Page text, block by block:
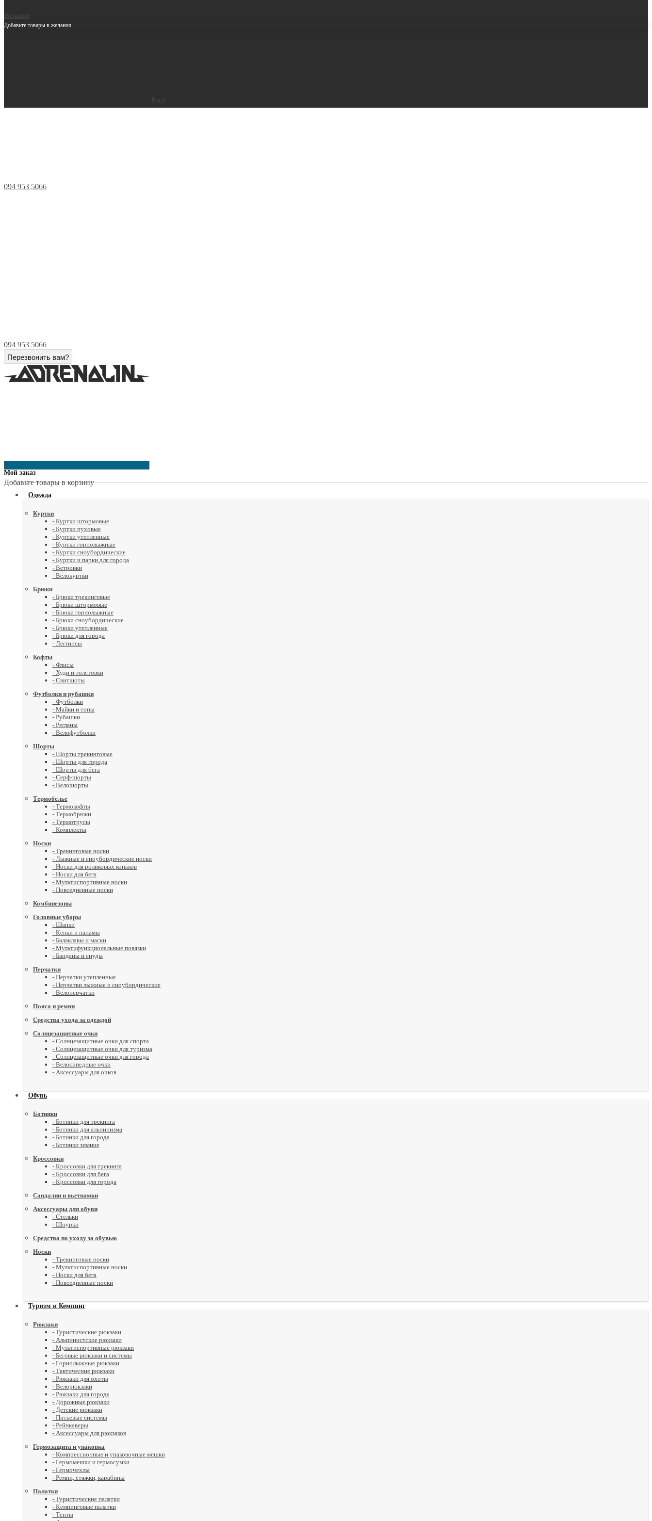
Желания
Добавьте товары в желания
Вход
094 953 5066
094 953 5066
Перезвонить вам?
0
Мой заказ
Добавьте товары в корзину
Одежда
Куртки
- Куртки штормовые
- Куртки пуховые
- Куртки утепленные
- Куртки горнолыжные
- Куртки сноубордические
- Куртки и парки для города
- Ветровки
- Велокуртки
Брюки
- Брюки трекинговые
- Брюки штормовые
- Брюки горнолыжные
- Брюки сноубордические
- Брюки утепленные
- Брюки для города
- Леггинсы
Кофты
- Флисы
- Худи и толстовки
- Свитшоты
Футболки и рубашки
- Футболки
- Майки и топы
- Рубашки
- Регланы
- Велофутболки
Шорты
- Шорты трекинговые
- Шорты для города
- Шорты для бега
- Серф-шорты
- Велошорты
Термобелье
- Термокофты
- Термобрюки
- Термотрусы
- Комплекты
Носки
- Трекинговые носки
- Лыжные и сноубордические носки
- Носки для роликовых коньков
- Носки для бега
- Мультиспортивные носки
- Повседневные носки
Комбинезоны
Головные уборы
- Шапки
- Кепки и панамы
- Балаклавы и маски
- Мультифункциональные повязки
- Банданы и снуды
Перчатки
- Перчатки утепленные
- Перчатки лыжные и сноубордические
- Велоперчатки
Пояса и ремни
Средства ухода за одеждой
Солнцезащитные очки
- Солнцезащитные очки для спорта
- Солнцезащитные очки для туризма
- Солнцезащитные очки для города
- Велосипедные очки
- Аксессуары для очков
Обувь
Ботинки
- Ботинки для трекинга
- Ботинки для альпинизма
- Ботинки для города
- Ботинки зимние
Кроссовки
- Кроссовки для трекинга
- Кроссовки для бега
- Кроссовки для города
Сандалии и вьетнамки
Аксессуары для обуви
- Стельки
- Шнурки
Средства по уходу за обувью
Носки
- Трекинговые носки
- Мультиспортивные носки
- Носки для бега
- Повседневные носки
Туризм и Кемпинг
Рюкзаки
- Туристические рюкзаки
- Альпинистские рюкзаки
- Мультиспортивные рюкзаки
- Беговые рюкзаки и системы
- Горнолыжные рюкзаки
- Тактические рюкзаки
- Рюкзаки для охоты
- Велорюкзаки
- Рюкзаки для города
- Дорожные рюкзаки
- Детские рюкзаки
- Питьевые системы
- Рейнкаверы
- Аксессуары для рюкзаков
Гермозащита и упаковка
- Компрессионные и упаковочные мешки
- Гермомешки и гермосумки
- Гермочехлы
- Ремни, стяжки, карабины
Палатки
- Туристические палатки
- Кемпинговые палатки
- Тенты